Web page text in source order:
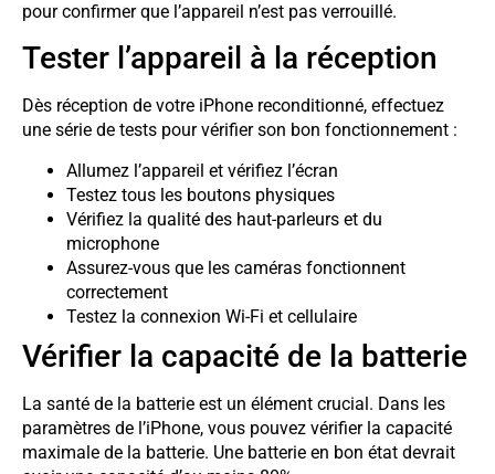
pour confirmer que l’appareil n’est pas verrouillé.
Tester l’appareil à la réception
Dès réception de votre iPhone reconditionné, effectuez
une série de tests pour vérifier son bon fonctionnement :
Allumez l’appareil et vérifiez l’écran
Testez tous les boutons physiques
Vérifiez la qualité des haut-parleurs et du
microphone
Assurez-vous que les caméras fonctionnent
correctement
Testez la connexion Wi-Fi et cellulaire
Vérifier la capacité de la batterie
La santé de la batterie est un élément crucial. Dans les
paramètres de l’iPhone, vous pouvez vérifier la capacité
maximale de la batterie. Une batterie en bon état devrait